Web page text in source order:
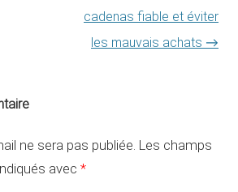
cadenas fiable et éviter
les mauvais achats →
ne sera pas publiée. Les champs
avec *